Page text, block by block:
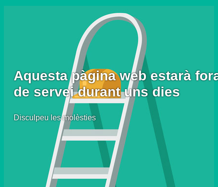
Aquesta pàgina web estarà
de servei durant uns dies
Disculpeu les molèsties